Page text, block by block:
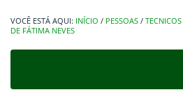
INÍCIO / PESSOAS /
DE FÁTIMA NEVES